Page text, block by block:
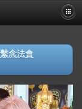
念法會